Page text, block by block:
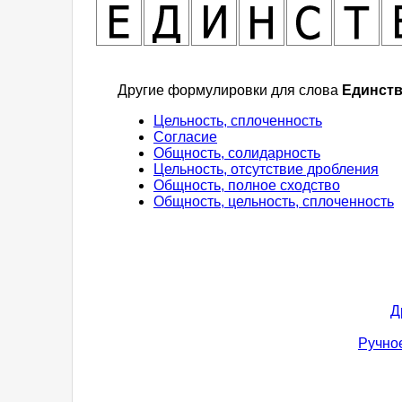
Другие формулировки для слова
Цельность, сплоченность
Согласие
Общность, солидарность
Цельность, отсутствие дробления
Общность, полное сходство
Общность, цельность, сплоченность